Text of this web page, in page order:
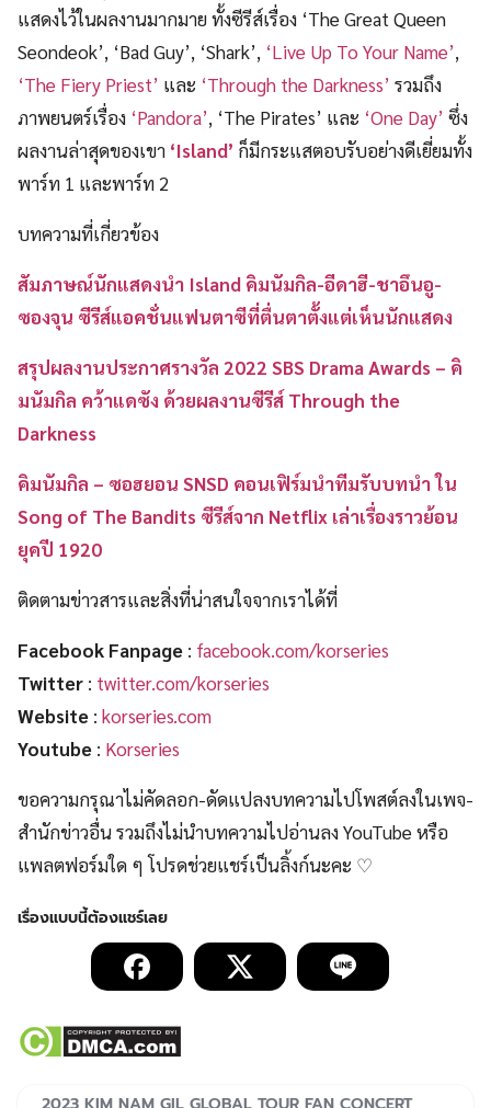
แสดงไว้ในผลงานมากมาย ทั้งซีรีส์เรื่อง ‘The Great Queen
Seondeok’, ‘Bad Guy’, ‘Shark’, ‘Live Up To Your Name’,
‘The Fiery Priest’ และ ‘Through the Darkness’ รวมถึง
ภาพยนตร์เรื่อง ‘Pandora’, ‘The Pirates’ และ ‘One Day’ ซึ่ง
ผลงานล่าสุดของเขา ‘Island’ ก็มีกระแสตอบรับอย่างดีเยี่ยมทั้ง
พาร์ท 1 และพาร์ท 2
บทความที่เกี่ยวข้อง
สัมภาษณ์นักแสดงนำ Island คิมนัมกิล-อีดาฮี-ชาอึนอู-
ซองจุน ซีรีส์แอคชั่นแฟนตาซีที่ตื่นตาตั้งแต่เห็นนักแสดง
สรุปผลงานประกาศรางวัล 2022 SBS Drama Awards – คิ
มนัมกิล คว้าแดซัง ด้วยผลงานซีรีส์ Through the
Darkness
คิมนัมกิล – ซอฮยอน SNSD คอนเฟิร์มนำทีมรับบทนำ ใน
Song of The Bandits ซีรีส์จาก Netflix เล่าเรื่องราวย้อน
ยุคปี 1920
ติดตามข่าวสารและสิ่งที่น่าสนใจจากเราได้ที่
Facebook Fanpage : facebook.com/korseries
Twitter : twitter.com/korseries
Website : korseries.com
Youtube : Korseries
ขอความกรุณาไม่คัดลอก-ดัดแปลงบทความไปโพสต์ลงในเพจ-
สำนักข่าวอื่น รวมถึงไม่นำบทความไปอ่านลง YouTube หรือ
แพลตฟอร์มใด ๆ โปรดช่วยแชร์เป็นลิ้งก์นะคะ ♡
2023 KIM NAM GIL GLOBAL TOUR FAN CONCERT